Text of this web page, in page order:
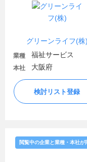
グリーンライフ(株)
業種 福祉サービス
本社 大阪府
検討リスト登録
閲覧中の企業と業種・本社が